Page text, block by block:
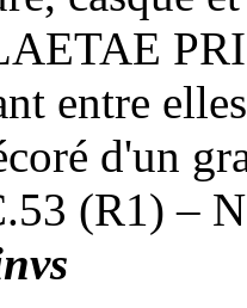
entre
d'un
(R1) –